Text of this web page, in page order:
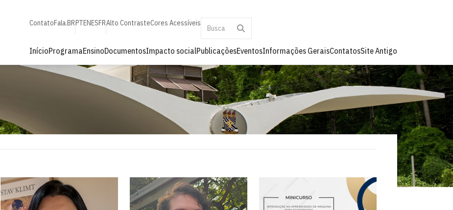
ContatoFala.BRPTENESFRAlto ContrasteCores Acessíveis
InícioProgramaEnsinoDocumentosImpacto socialPublicaçõesEventosInformações GeraisContatosSite Antigo